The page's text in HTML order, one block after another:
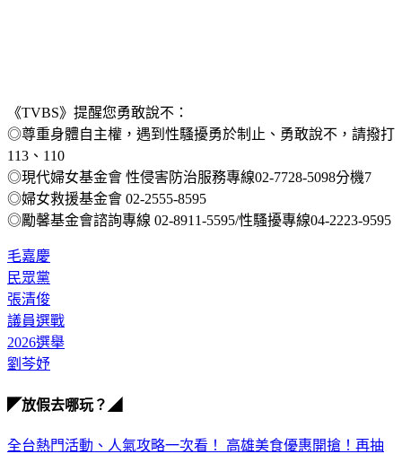
《TVBS》提醒您勇敢說不：
◎尊重身體自主權，遇到性騷擾勇於制止、勇敢說不，請撥打
113、110
◎現代婦女基金會 性侵害防治服務專線02-7728-5098分機7
◎婦女救援基金會 02-2555-8595
◎勵馨基金會諮詢專線 02-8911-5595/性騷擾專線04-2223-9595
毛嘉慶
民眾黨
張清俊
議員選戰
2026選舉
劉芩妤
◤放假去哪玩？◢
全台熱門活動、人氣攻略一次看！ 高雄美食優惠開搶！再抽